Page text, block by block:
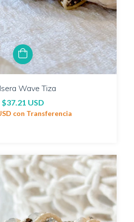
Wave Tiza
$37.21 USD
con Transferencia